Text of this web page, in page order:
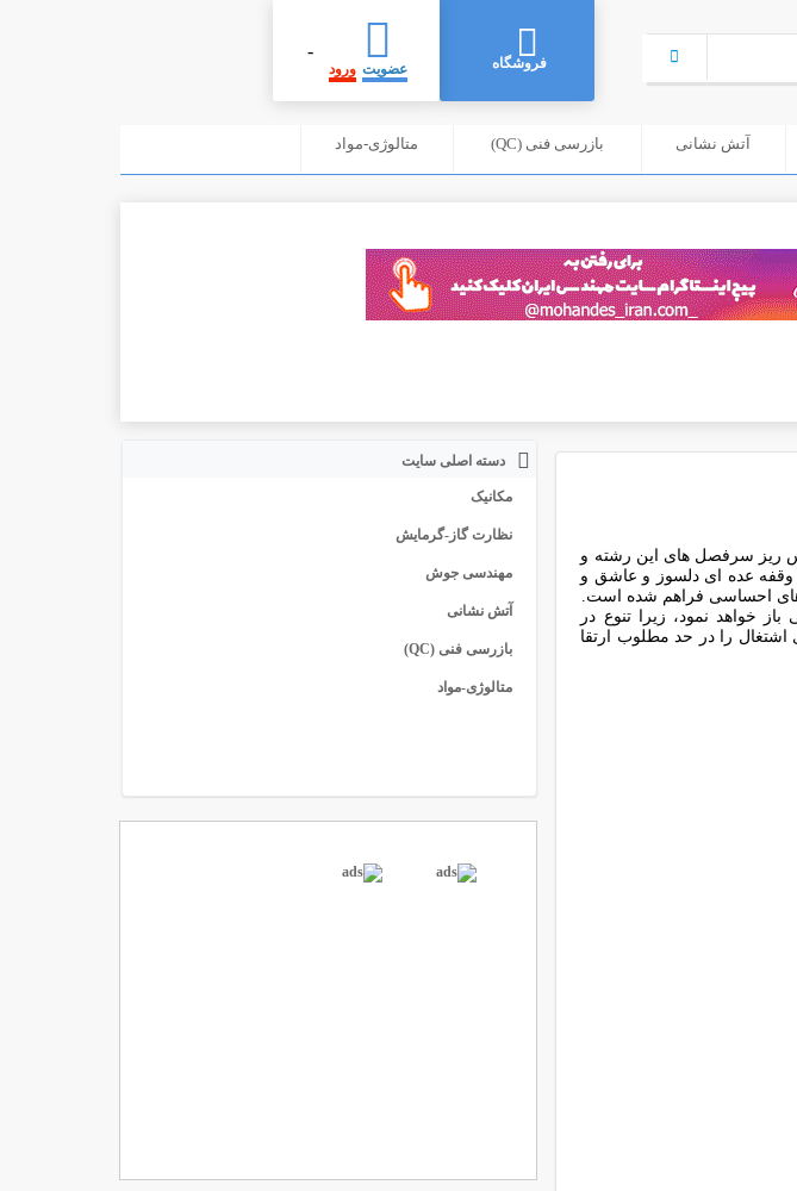
فروشگاه عضویت
-
ورود
آتش نشانی بازرسی فنی (QC) متالوژی-مواد
ریز سرفصل های این رشته و
وقفه عده ای دلسوز و عاشق و
های احساسی فراهم شده است.
خواهد نمود، زیرا تنوع در
را در حد مطلوب ارتقا
دسته اصلی سایت
مکانیک
نظارت گاز-گرمایش
مهندسی جوش
آتش نشانی
بازرسی فنی (QC)
متالوژی-مواد